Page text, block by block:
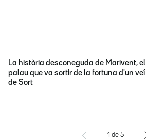
La història desconeguda de Marivent, el
palau que va sortir de la fortuna d'un veí
de Sort
1 de 5